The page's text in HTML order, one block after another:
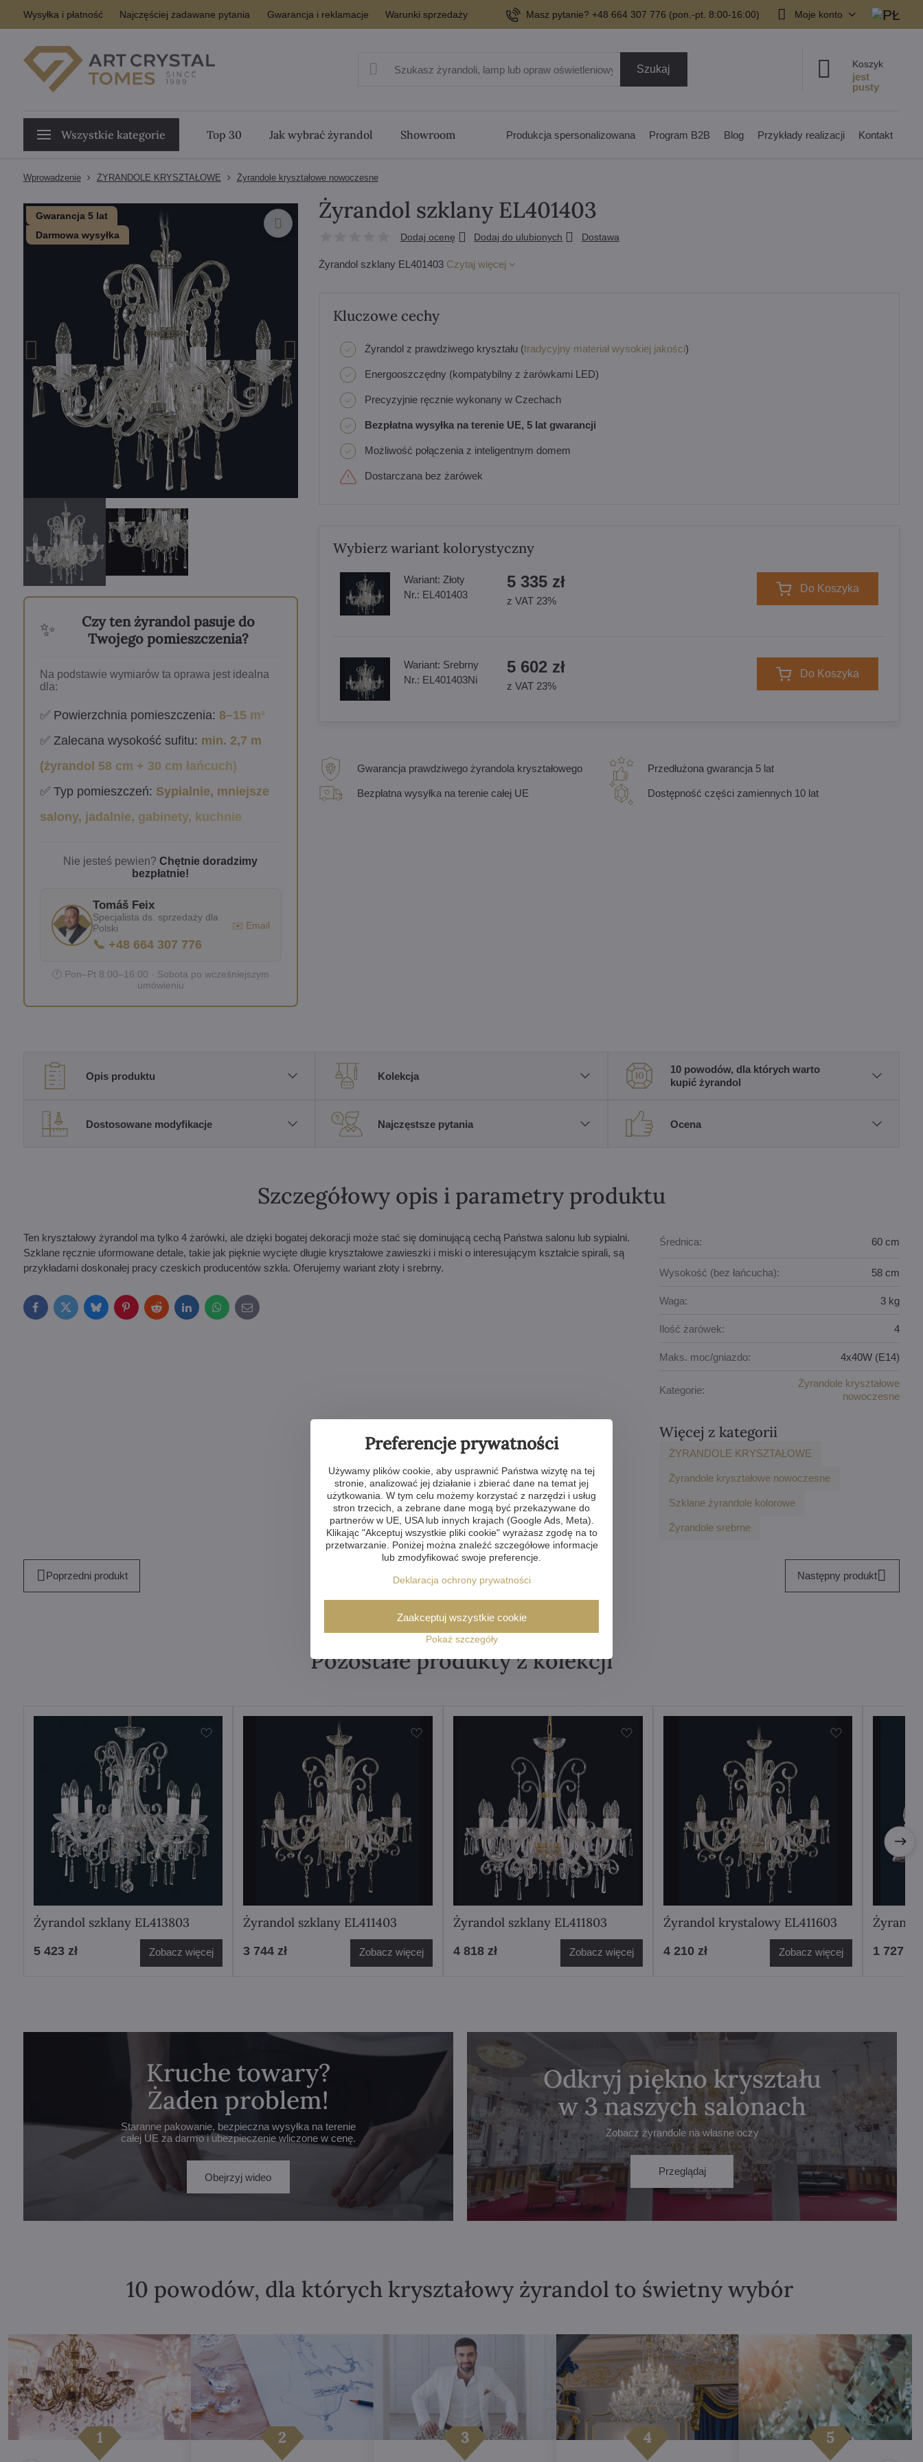
Wysyłka i płatność Najczęściej zadawane pytania Gwarancja i reklamacje Warunki sprzedaży Masz pytanie? +48 664 307 776 (pon.-pt. 8:00-16:00) Moje konto
Szukaj Koszyk
Wszystkie kategorie Top 30 Jak wybrać żyrandol Showroom Produkcja spersonalizowana Program B2B Blog Przykłady realizacji Kontakt
Wprowadzenie ŻYRANDOLE KRYSZTAŁOWE Żyrandole kryształowe nowoczesne
Gwarancja 5 lat
Darmowa wysyłka
✨
Czy ten żyrandol pasuje do
Twojego pomieszczenia?
Na podstawie wymiarów ta oprawa jest idealna
dla:
✅ Powierzchnia pomieszczenia: 8–15 m²
✅ Zalecana wysokość sufitu: min. 2,7 m
(żyrandol 58 cm + 30 cm łańcuch)
✅ Typ pomieszczeń: Sypialnie, mniejsze
salony, jadalnie, gabinety, kuchnie
Nie jesteś pewien?Chętnie doradzimy
bezpłatnie!
Tomáš Feix
Specjalista ds. sprzedaży dla
Polski
📞 +48 664 307 776
✉️ Email
🕐 Pon–Pt 8:00–16:00 · Sobota po wcześniejszym
umówieniu
Żyrandol szklany EL401403
Dodaj ocenę Dodaj do ulubionych Dostawa
Żyrandol szklany EL401403 Czytaj więcej
Kluczowe cechy
Żyrandol z prawdziwego kryształu (tradycyjny materiał wysokiej jakości)
Energooszczędny (kompatybilny z żarówkami LED)
Precyzyjnie ręcznie wykonany w Czechach
Bezpłatna wysyłka na terenie UE, 5 lat gwarancji
Możliwość połączenia z inteligentnym domem
Dostarczana bez żarówek
Wybierz wariant kolorystyczny
Wariant: Złoty
Nr.: EL401403
5 335 zł
z VAT 23%
Do Koszyka
Wariant: Srebrny
Nr.: EL401403Ni
5 602 zł
z VAT 23%
Do Koszyka
Gwarancja prawdziwego żyrandola kryształowego
Bezpłatna wysyłka na terenie całej UE
Przedłużona gwarancja 5 lat
Dostępność części zamiennych 10 lat
Opis produktu Kolekcja
10 powodów, dla których warto
kupić żyrandol
Dostosowane modyfikacje Najczęstsze pytania Ocena
Szczegółowy opis i parametry produktu
Ten kryształowy żyrandol ma tylko 4 żarówki, ale dzięki bogatej dekoracji może stać się dominującą cechą Państwa salonu lub sypialni.
Szklane ręcznie uformowane detale, takie jak pięknie wycięte długie kryształowe zawieszki i miski o interesującym kształcie spirali, są
przykładami doskonałej pracy czeskich producentów szkła. Oferujemy wariant złoty i srebrny.
FacebookTwitterBlueskyPinterestRedditLinkedInWhatsApp
E-
mail
Średnica: 60 cm
Wysokość (bez łańcucha): 58 cm
Waga: 3 kg
Ilość żarówek: 4
Maks. moc/gniazdo: 4x40W (E14)
Kategorie:
Żyrandole kryształowe
nowoczesne
Więcej z kategorii
ŻYRANDOLE KRYSZTAŁOWE
Żyrandole kryształowe nowoczesne
Szklane żyrandole kolorowe
Żyrandole srebrne
Poprzedni produkt Następny produkt
Pozostałe produkty z kolekcji
Żyrandol szklany EL413803
5 423 zł Zobacz więcej
Żyrandol szklany EL411403
3 744 zł Zobacz więcej
Żyrandol szklany EL411803
4 818 zł Zobacz więcej
Źyrandol krystalowy EL411603
4 210 zł Zobacz więcej 1 727 zł
Kruche towary?
Żaden problem!
Staranne pakowanie, bezpieczna wysyłka na terenie
całej UE za darmo i ubezpieczenie wliczone w cenę.
Obejrzyj wideo
Odkryj piękno kryształu
w 3 naszych salonach
Zobacz żyrandole na własne oczy
Przeglądaj
10 powodów, dla których kryształowy żyrandol to świetny wybór
Preferencje prywatności
Używamy plików cookie, aby usprawnić Państwa wizytę na tej
stronie, analizować jej działanie i zbierać dane na temat jej
użytkowania. W tym celu możemy korzystać z narzędzi i usług
stron trzecich, a zebrane dane mogą być przekazywane do
partnerów w UE, USA lub innych krajach (Google Ads, Meta).
Klikając "Akceptuj wszystkie pliki cookie" wyrażasz zgodę na to
przetwarzanie. Poniżej można znaleźć szczegółowe informacje
lub zmodyfikować swoje preferencje.
Deklaracja ochrony prywatności
Pokaż szczegóły
Zaakceptuj wszystkie cookie